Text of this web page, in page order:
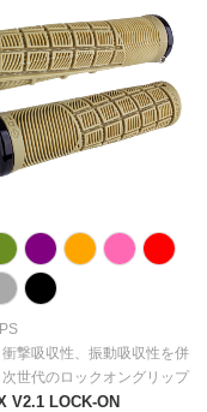
撃吸収性、振動吸収性を併
世代のロックオングリップ
V2.1 LOCK-ON